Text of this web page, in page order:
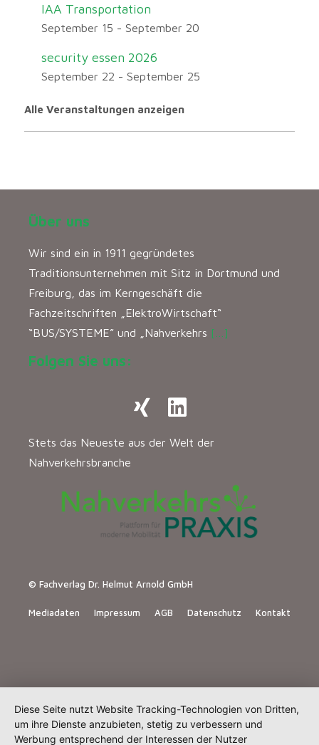
IAA Transportation
September 15 - September 20
security essen 2026
September 22 - September 25
Alle Veranstaltungen anzeigen
Über uns
Wir sind ein in 1911 gegründetes
Traditionsunternehmen mit Sitz in Dortmund und
Freiburg, das im Kerngeschäft die
Fachzeitschriften „ElektroWirtschaft“
“BUS/SYSTEME” und „Nahverkehrs […]
Folgen Sie uns:
Stets das Neueste aus der Welt der
Nahverkehrsbranche
© Fachverlag Dr. Helmut Arnold GmbH
Mediadaten Impressum AGB Datenschutz Kontakt
Diese Seite nutzt Website Tracking-Technologien von Dritten,
um ihre Dienste anzubieten, stetig zu verbessern und
Werbung entsprechend der Interessen der Nutzer